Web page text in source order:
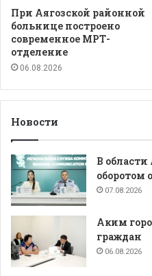
При Аягозской районной
больнице построено
современное МРТ-
отделение
06.08.2026
Новости
В
оборотом
07.08.2026
Аким
граждан
06.08.2026